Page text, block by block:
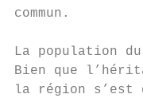
commun.
La population
Bien que
la région s’est